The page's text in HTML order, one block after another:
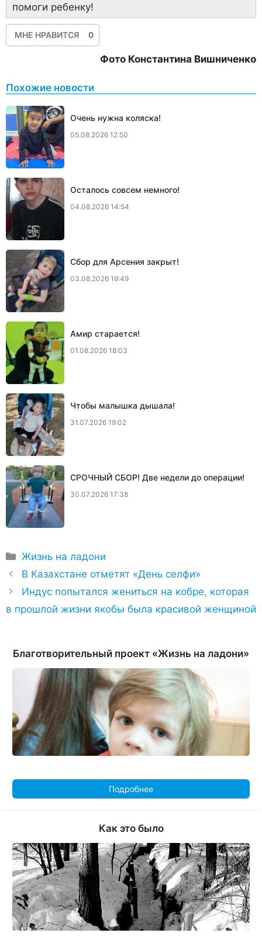
помоги ребенку!
МНЕ НРАВИТСЯ 0
Фото Константина Вишниченко
Похожие новости
Очень нужна коляска!
05.08.2026 12:50
Осталось совсем немного!
04.08.2026 14:54
Сбор для Арсения закрыт!
03.08.2026 19:49
Амир старается!
01.08.2026 18:03
Чтобы малышка дышала!
31.07.2026 19:02
СРОЧНЫЙ СБОР! Две недели до операции!
30.07.2026 17:38
Рубрики
Жизнь на ладони
В Казахстане отметят «День селфи»
Индус попытался жениться на кобре, которая
в прошлой жизни якобы была красивой женщиной
Благотворительный проект «Жизнь на ладони»
Подробнее
Как это было